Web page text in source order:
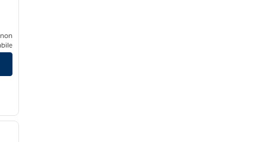
immagine successiva